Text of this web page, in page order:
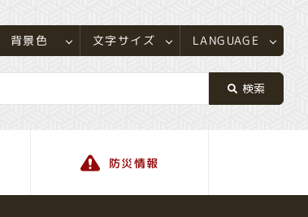
背景色 文字サイズ LANGUAGE
防災情報